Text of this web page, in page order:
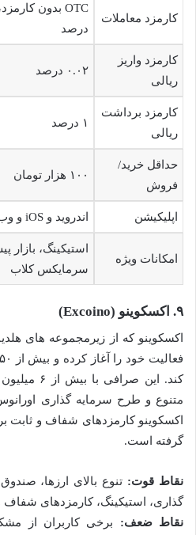
کارمزد معاملات
درصد
کارمزد واریز
ریالی
۰.۰۲ درصد
کارمزد برداشت
ریالی
۱ درصد
حداقل خرید/
فروش
۱۰۰ هزار تومان
اپلیکیشن اندروید و iOS و وب
امکانات ویژه
استیکینگ،
سرمایکس کلاب
۹. اکسکوینو (Excoino)
کند. این
متنوع و طرح سرمایه گذاری
اکسکوینو کارمزدهای شفاف و ثابت
گرفته است.
نقاط قوت: تنوع بالای ارزها،
گذاری، استیکینگ، کارمزدهای شفاف
نقاط ضعف: برخی کاربران از